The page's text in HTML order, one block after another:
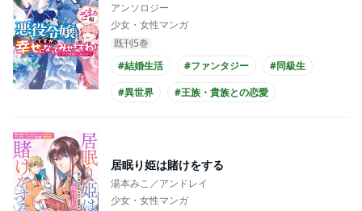
アンソロジー
少女・女性マンガ
既刊5巻
#結婚生活
#ファンタジー
#同級生
#異世界
#王族・貴族との恋愛
居眠り姫は賭けをする
湯本みこ／アンドレイ
少女・女性マンガ